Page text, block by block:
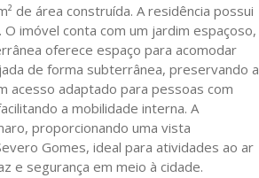
de área construída. A residência possui
imóvel conta com um jardim espaçoso,
oferece espaço para acomodar
de forma subterrânea, preservando a
acesso adaptado para pessoas com
a mobilidade interna. A
proporcionando uma vista
Gomes, ideal para atividades ao ar
e segurança em meio à cidade.